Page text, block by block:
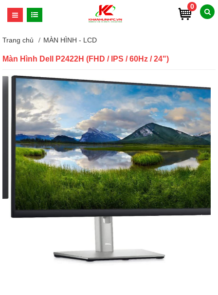
0
Trang chủ MÀN HÌNH - LCD
Màn Hình Dell P2422H (FHD / IPS / 60Hz / 24")